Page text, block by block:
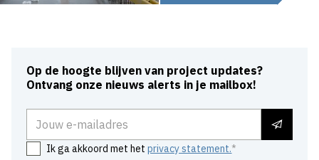
Op de hoogte blijven van project updates?
Ontvang onze nieuws alerts in je mailbox!
Ik ga akkoord met hetprivacy statement.